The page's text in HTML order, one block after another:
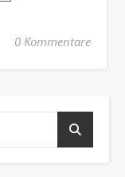
0 Kommentare